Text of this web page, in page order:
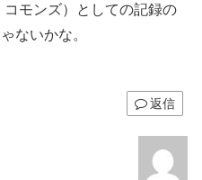
モンズ）としての記録の
ないかな。
返信